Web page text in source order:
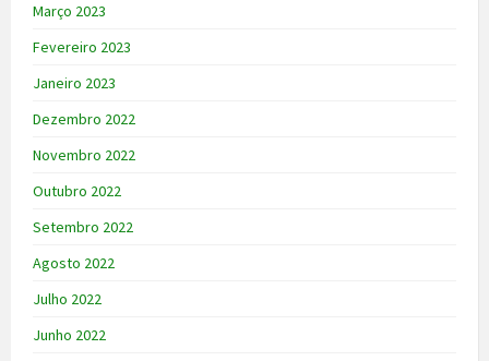
Março 2023
Fevereiro 2023
Janeiro 2023
Dezembro 2022
Novembro 2022
Outubro 2022
Setembro 2022
Agosto 2022
Julho 2022
Junho 2022